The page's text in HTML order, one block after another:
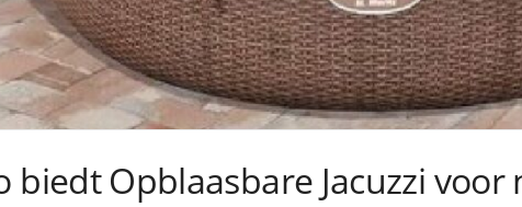
biedt Opblaasbare Jacuzzi voor